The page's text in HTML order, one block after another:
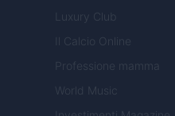
Luxury Club
Il Calcio Online
Professione mamma
World Music